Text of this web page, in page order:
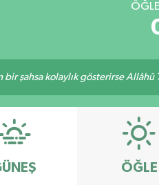
bir şahsa kolaylık gösterirse
ÖĞLE